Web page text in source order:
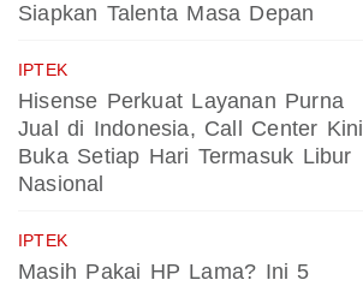
Siapkan Talenta Masa Depan
IPTEK
Hisense Perkuat Layanan Purna
Jual di Indonesia, Call Center Kini
Buka Setiap Hari Termasuk Libur
Nasional
IPTEK
Masih Pakai HP Lama? Ini 5